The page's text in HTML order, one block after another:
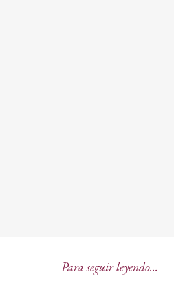
Para seguir leyendo...